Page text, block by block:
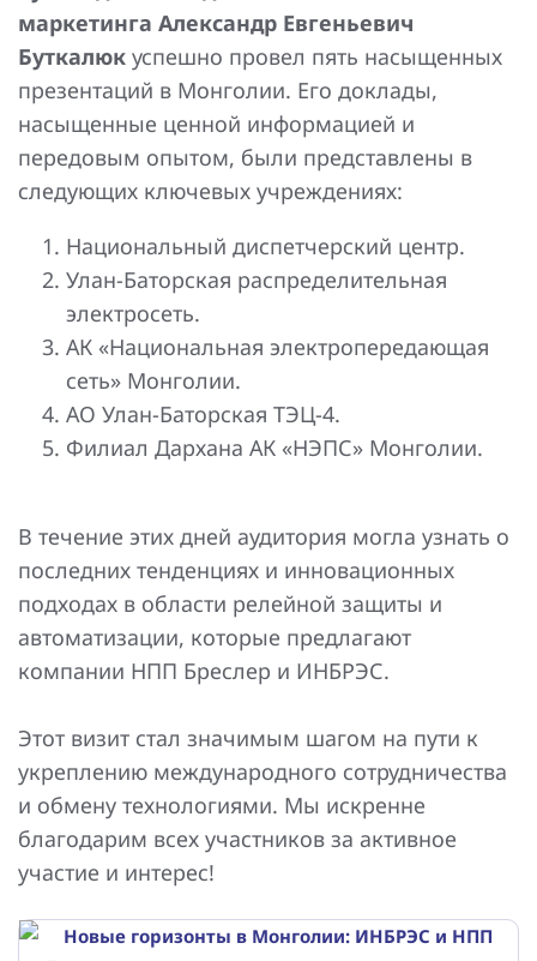
Повышение надежности электроснабжения
Шкафы РЗА 110-220 кВ
Устройства релейной защиты и автоматики
присоединений 6-35кВ
Сбор и анализ информации об аварийных событиях
Оборудование компенсации емкостных токов
Определение поврежденного фидера
Промышленная автоматизация
маркетинга Александр Евгеньевич
Буткалюк успешно провел пять насыщенных
презентаций в Монголии. Его доклады,
насыщенные ценной информацией и
передовым опытом, были представлены в
следующих ключевых учреждениях:
Национальный диспетчерский центр.
Улан-Баторская распределительная
электросеть.
АК «Национальная электропередающая
сеть» Монголии.
АО Улан-Баторская ТЭЦ-4.
Филиал Дархана АК «НЭПС» Монголии.
В течение этих дней аудитория могла узнать о
последних тенденциях и инновационных
подходах в области релейной защиты и
автоматизации, которые предлагают
компании НПП Бреслер и ИНБРЭС.
Этот визит стал значимым шагом на пути к
укреплению международного сотрудничества
и обмену технологиями. Мы искренне
благодарим всех участников за активное
участие и интерес!